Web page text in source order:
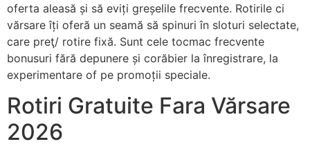
oferta aleasă și să eviți greșelile frecvente. Rotirile ci
vărsare îți oferă un seamă să spinuri în sloturi selectate,
care preţ/ rotire fixă. Sunt cele tocmac frecvente
bonusuri fără depunere și corăbier la înregistrare, la
experimentare of pe promoții speciale.
Rotiri Gratuite Fara Vărsare
2026